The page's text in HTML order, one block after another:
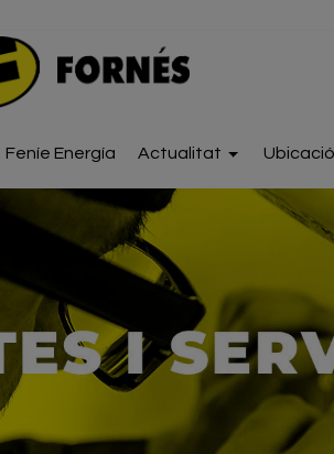
Feníe Energía Actualitat